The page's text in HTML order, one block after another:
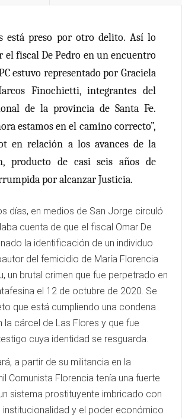
está preso por otro delito. Así lo
el fiscal De Pedro en un encuentro
estuvo representado por Graciela
Finochietti, integrantes del
de la provincia de Santa Fe.
estamos en el camino correcto”,
en relación a los avances de la
producto de casi seis años de
por alcanzar Justicia.
días, en medios de San Jorge circuló
cuenta de que el fiscal Omar De
la identificación de un individuo
del femicidio de María Florencia
un brutal crimen que fue perpetrado en
el 12 de octubre de 2020. Se
que está cumpliendo una condena
la cárcel de Las Flores y que fue
cuya identidad se resguarda.
a partir de su militancia en la
Comunista Florencia tenía una fuerte
sistema prostituyente imbricado con
institucionalidad y el poder económico